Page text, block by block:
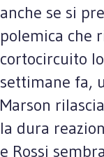
anche se si
polemica che
cortocircuito
settimane fa,
Marson
la dura
e Rossi